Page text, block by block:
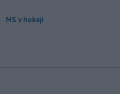
MS v hokeji